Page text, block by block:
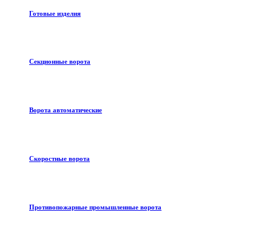
Готовые изделия
Секционные ворота
Ворота автоматические
Скоростные ворота
Противопожарные промышленные ворота